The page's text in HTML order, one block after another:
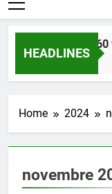
HEADLINES
Bordeaux en 60
3 Semaines Ago
Home 2024
novembre